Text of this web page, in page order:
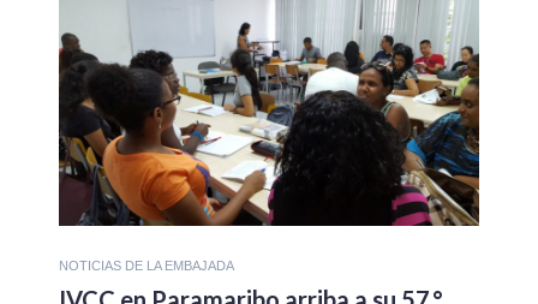
NOTICIAS DE LA EMBAJADA